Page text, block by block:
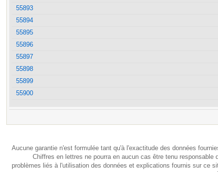
55893
55894
55895
55896
55897
55898
55899
55900
Aucune garantie n'est formulée tant qu'à l'exactitude des données
Chiffres en lettres ne pourra en aucun cas être tenu responsable
problèmes liés à l'utilisation des données et explications fournis sur ce